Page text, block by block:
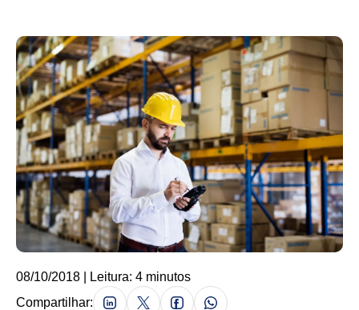
08/10/2018 | Leitura: 4 minutos
Compartilhar: